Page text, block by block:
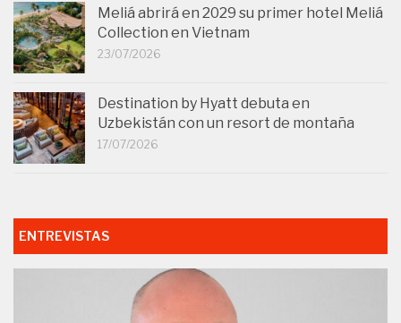
Meliá abrirá en 2029 su primer hotel Meliá
Collection en Vietnam
23/07/2026
Destination by Hyatt debuta en
Uzbekistán con un resort de montaña
17/07/2026
ENTREVISTAS